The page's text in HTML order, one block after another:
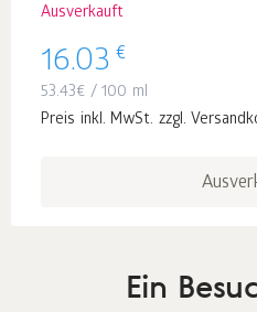
Ausverkauft
16.03 €
53.43€ / 100 ml
Preis inkl. MwSt. zzgl.
Ein